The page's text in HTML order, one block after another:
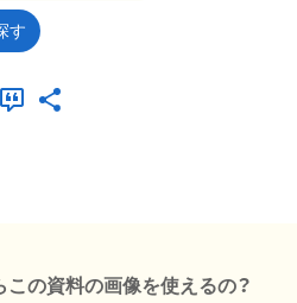
す
この資料の画像を使えるの？